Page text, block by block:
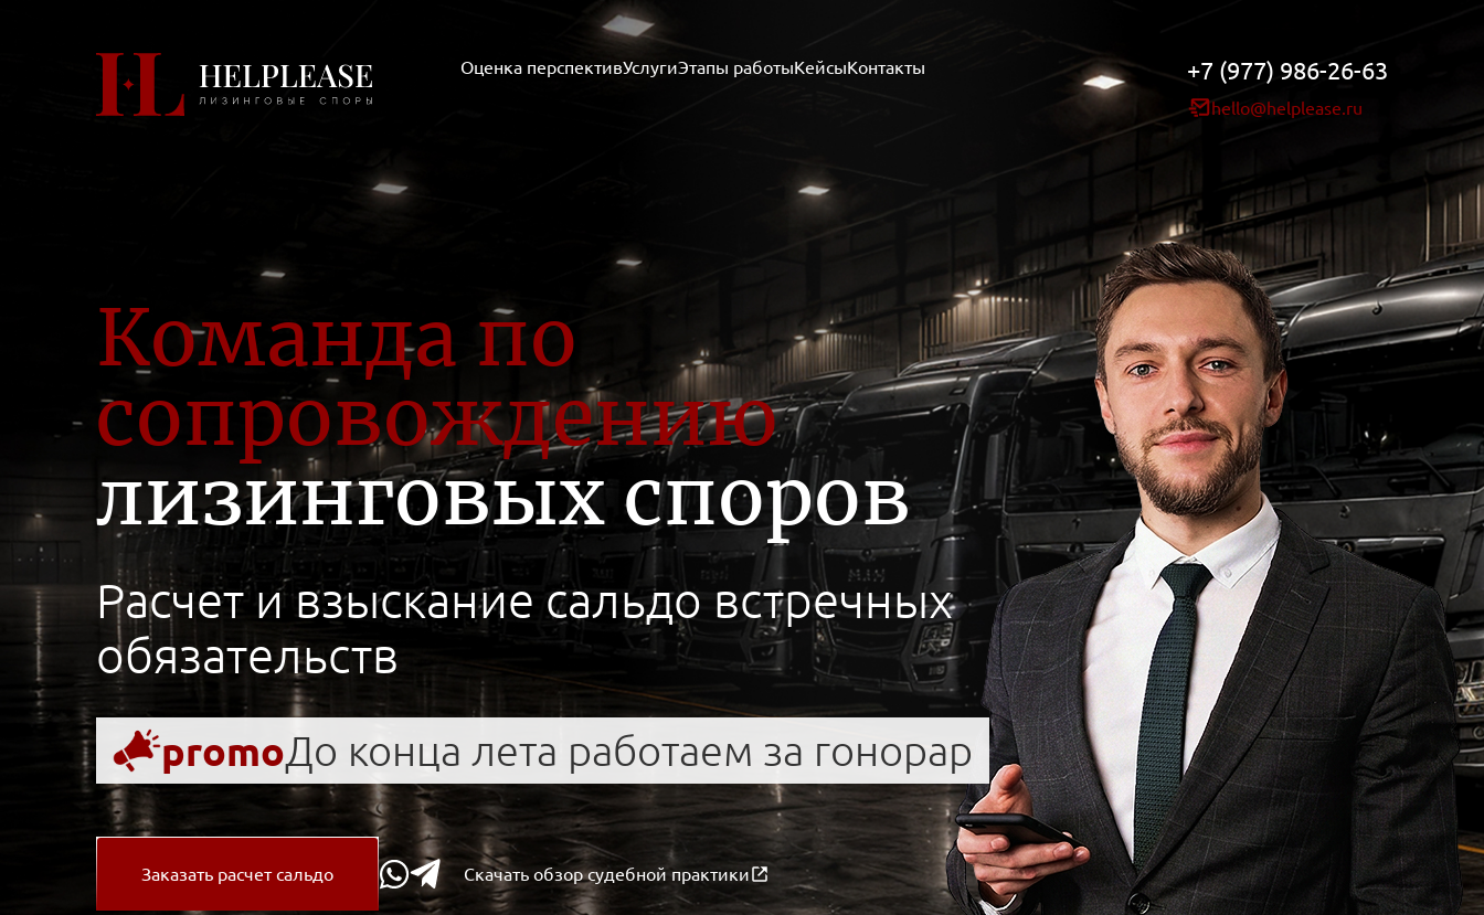
Оценка перспективУслугиЭтапы работыКейсыКонтакты +7 (977) 986-26-63
hello@helplease.ru
Команда по
сопровождению
лизинговых споров
Расчет и взыскание сальдо встречных
обязательств
promoДо конца лета работаем за гонорар
Заказать расчет сальдо Скачать обзор судебной практики